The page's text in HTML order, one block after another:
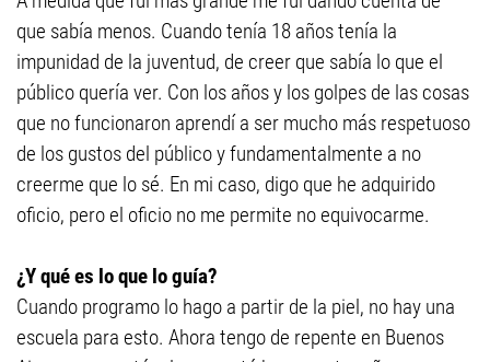
que sabía menos. Cuando tenía 18 años tenía la
impunidad de la juventud, de creer que sabía lo que el
público quería ver. Con los años y los golpes de las cosas
que no funcionaron aprendí a ser mucho más respetuoso
de los gustos del público y fundamentalmente a no
creerme que lo sé. En mi caso, digo que he adquirido
oficio, pero el oficio no me permite no equivocarme.
¿Y qué es lo que lo guía?
Cuando programo lo hago a partir de la piel, no hay una
escuela para esto. Ahora tengo de repente en Buenos